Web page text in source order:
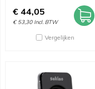
€ 44,05
€ 53,30 Incl. BTW
Vergelijken